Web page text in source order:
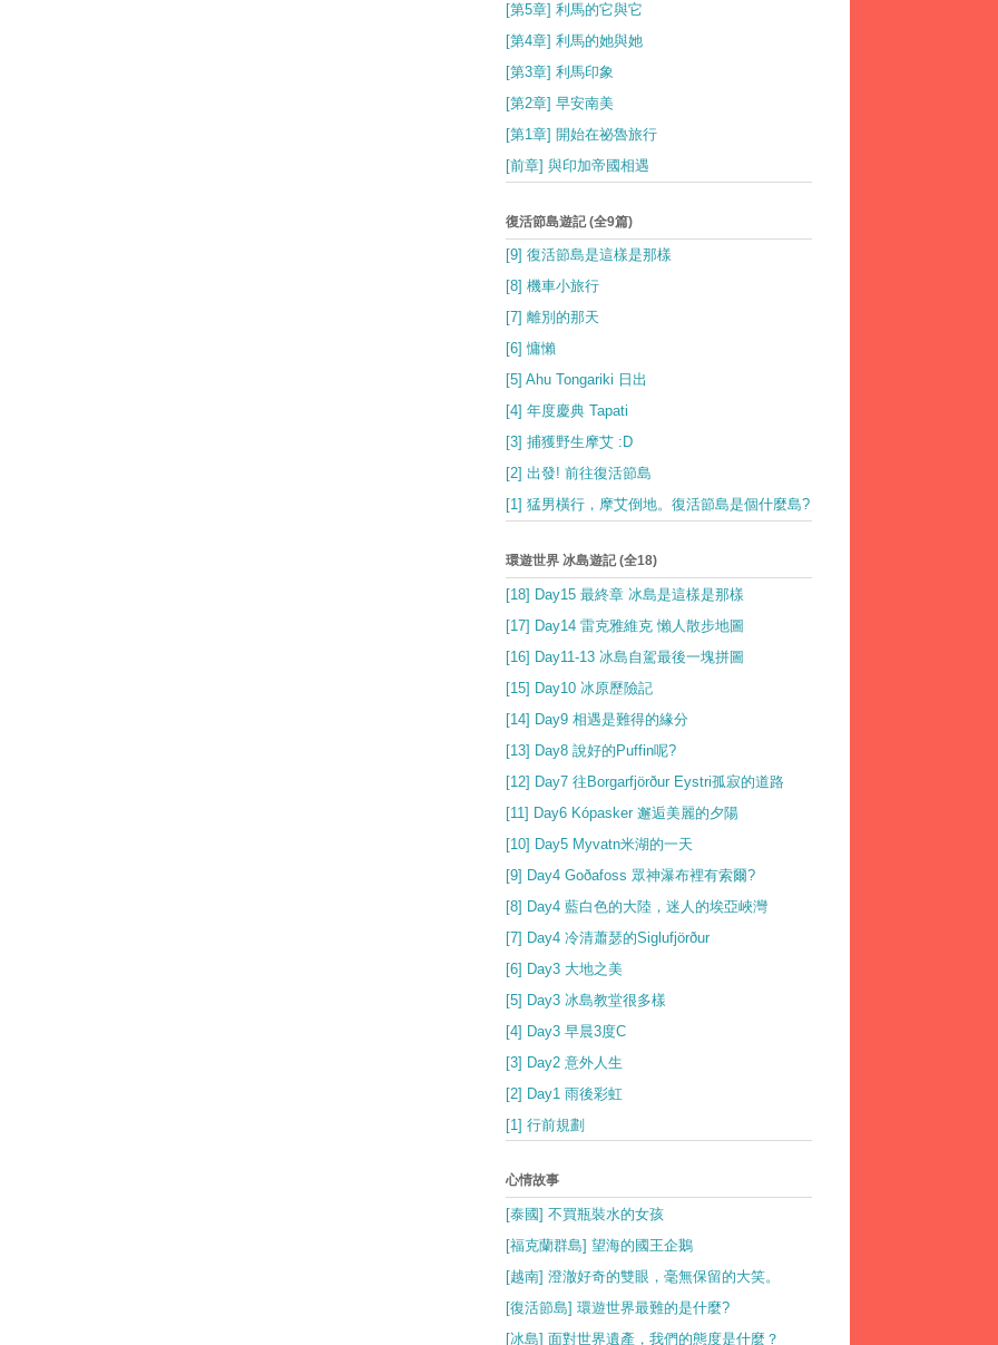
[第5章] 利馬的它與它
[第4章] 利馬的她與她
[第3章] 利馬印象
[第2章] 早安南美
[第1章] 開始在祕魯旅行
[前章] 與印加帝國相遇
復活節島遊記 (全9篇)
[9] 復活節島是這樣是那樣
[8] 機車小旅行
[7] 離別的那天
[6] 慵懶
[5] Ahu Tongariki 日出
[4] 年度慶典 Tapati
[3] 捕獲野生摩艾 :D
[2] 出發! 前往復活節島
[1] 猛男橫行，摩艾倒地。復活節島是個什麼島?
環遊世界 冰島遊記 (全18)
[18] Day15 最終章 冰島是這樣是那樣
[17] Day14 雷克雅維克 懶人散步地圖
[16] Day11-13 冰島自駕最後一塊拼圖
[15] Day10 冰原歷險記
[14] Day9 相遇是難得的緣分
[13] Day8 說好的Puffin呢?
[12] Day7 往Borgarfjörður Eystri孤寂的道路
[11] Day6 Kópasker 邂逅美麗的夕陽
[10] Day5 Myvatn米湖的一天
[9] Day4 Goðafoss 眾神瀑布裡有索爾?
[8] Day4 藍白色的大陸，迷人的埃亞峽灣
[7] Day4 冷清蕭瑟的Siglufjörður
[6] Day3 大地之美
[5] Day3 冰島教堂很多樣
[4] Day3 早晨3度C
[3] Day2 意外人生
[2] Day1 雨後彩虹
[1] 行前規劃
心情故事
[泰國] 不買瓶裝水的女孩
[福克蘭群島] 望海的國王企鵝
[越南] 澄澈好奇的雙眼，毫無保留的大笑。
[復活節島] 環遊世界最難的是什麼?
[冰島] 面對世界遺產，我們的態度是什麼？